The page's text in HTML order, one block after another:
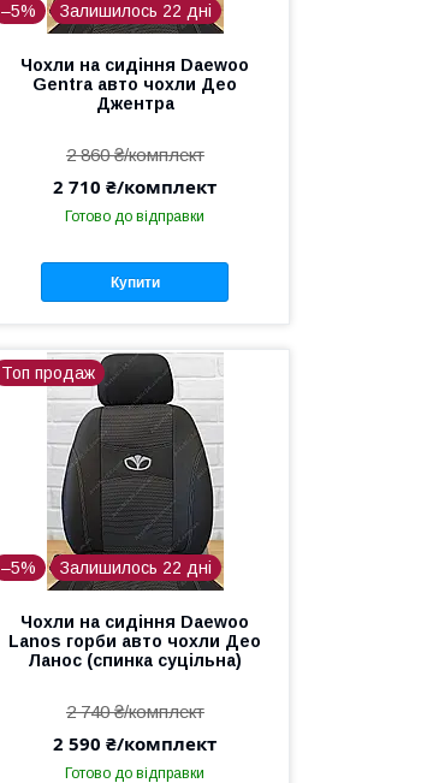
–5% Залишилось 22 дні
Чохли на сидіння Daewoo
Gentra авто чохли Део
Джентра
2 860 ₴/комплект
2 710 ₴/комплект
Готово до відправки
Купити
Топ продаж
–5% Залишилось 22 дні
Чохли на сидіння Daewoo
Lanos горби авто чохли Део
Ланос (спинка суцільна)
2 740 ₴/комплект
2 590 ₴/комплект
Готово до відправки